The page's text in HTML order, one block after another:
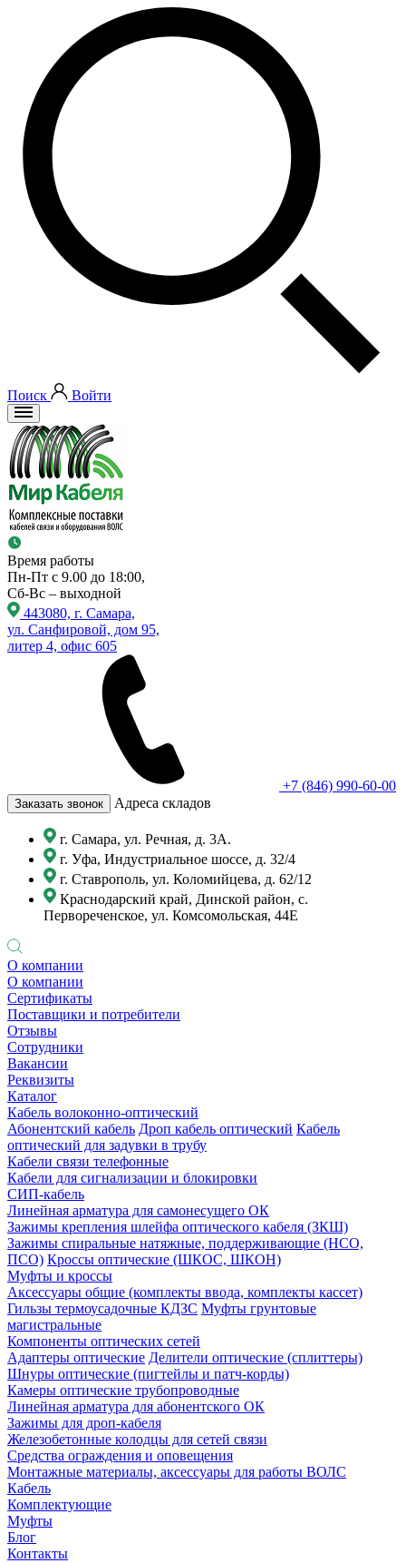
Поиск Войти
Время работы
Пн-Пт с 9.00 до 18:00,
Сб-Вс – выходной
443080, г. Самара,
ул. Санфировой, дом 95,
литер 4, офис 605
+7 (846) 990-60-00
Заказать звонок Адреса складов
г. Самара, ул. Речная, д. 3А.
г. Уфа, Индустриальное шоссе, д. 32/4
г. Ставрополь, ул. Коломийцева, д. 62/12
Краснодарский край, Динской район, с.
Первореченское, ул. Комсомольская, 44Е
О компании
О компании
Сертификаты
Поставщики и потребители
Отзывы
Сотрудники
Вакансии
Реквизиты
Каталог
Кабель волоконно-оптический
Абонентский кабель Дроп кабель оптический Кабель
оптический для задувки в трубу
Кабели связи телефонные
Кабели для сигнализации и блокировки
СИП-кабель
Линейная арматура для самонесущего ОК
Зажимы крепления шлейфа оптического кабеля (ЗКШ)
Зажимы спиральные натяжные, поддерживающие (НСО,
ПСО) Кроссы оптические (ШКОС, ШКОН)
Муфты и кроссы
Аксессуары общие (комплекты ввода, комплекты кассет)
Гильзы термоусадочные КДЗС Муфты грунтовые
магистральные
Компоненты оптических сетей
Адаптеры оптические Делители оптические (сплиттеры)
Шнуры оптические (пигтейлы и патч-корды)
Камеры оптические трубопроводные
Линейная арматура для абонентского ОК
Зажимы для дроп-кабеля
Железобетонные колодцы для сетей связи
Средства ограждения и оповещения
Монтажные материалы, аксессуары для работы ВОЛС
Кабель
Комплектующие
Муфты
Блог
Контакты